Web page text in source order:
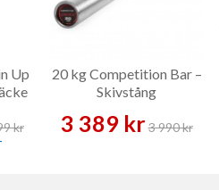
Up
kr
20 kg Competition Bar –
Skivstång
3 389 kr3 990 kr